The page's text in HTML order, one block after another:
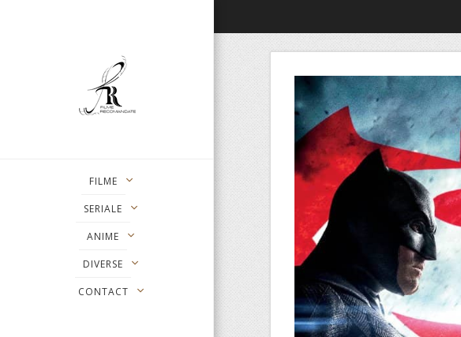
FILME
SERIALE
ANIME
DIVERSE
CONTACT